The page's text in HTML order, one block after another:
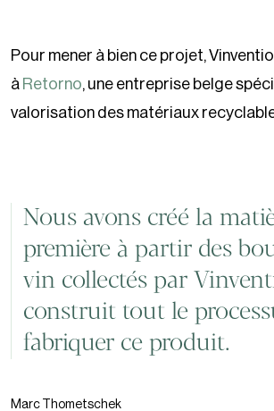
Pour mener à bien ce projet,
à Retorno, une entreprise belge
valorisation des matériaux
Nous avons créé la
première à partir des
vin collectés par
construit tout le
fabriquer ce produit.
Marc Thometschek